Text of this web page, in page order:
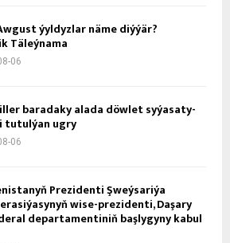
ýyldyzlar näme diýýär?
Täleýnama
06
ba­ra­da­ky ala­da döw­let sy­ýa­sa­ty­
tu­tul­ýan ug­ry
06
Prezidenti Şweýsariýa
wise-prezidenti, Daşary
departamentiniň başlygyny kabul